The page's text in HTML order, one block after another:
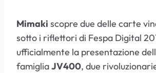
Mimaki scopre due delle carte
sotto i riflettori di Fespa Digital
ufficialmente la presentazione
famigliaJV400, due